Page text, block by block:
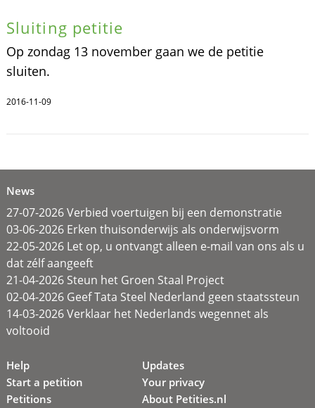
Sluiting petitie
Op zondag 13 november gaan we de petitie
sluiten.
2016-11-09
News
27-07-2026 Verbied voertuigen bij een demonstratie
03-06-2026 Erken thuisonderwijs als onderwijsvorm
22-05-2026 Let op, u ontvangt alleen e-mail van ons als u
dat zélf aangeeft
21-04-2026 Steun het Groen Staal Project
02-04-2026 Geef Tata Steel Nederland geen staatssteun
14-03-2026 Verklaar het Nederlands wegennet als
voltooid
Help
Start a petition
Petitions
Updates
Your privacy
About Petities.nl